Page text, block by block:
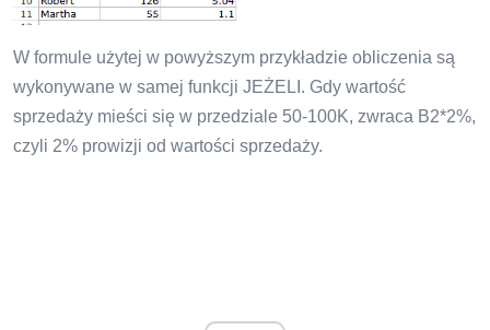
W formule użytej w powyższym przykładzie obliczenia są
wykonywane w samej funkcji JEŻELI. Gdy wartość
sprzedaży mieści się w przedziale 50-100K, zwraca B2*2%,
czyli 2% prowizji od wartości sprzedaży.